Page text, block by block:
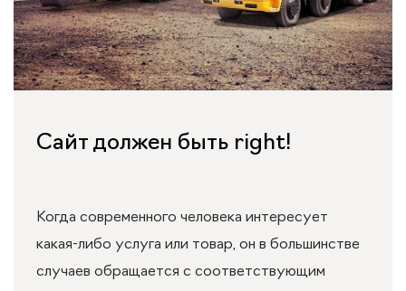
Сайт должен быть right!
Когда современного человека интересует
какая-либо услуга или товар, он в большинстве
случаев обращается с соответствующим